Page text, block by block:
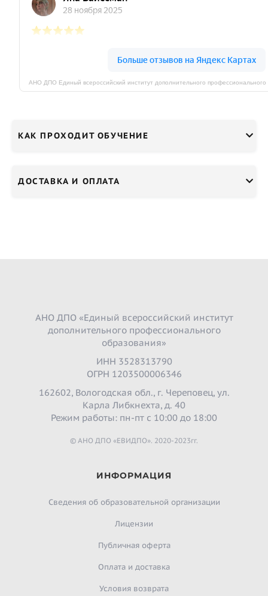
КАК ПРОХОДИТ ОБУЧЕНИЕ
ДОСТАВКА И ОПЛАТА
АНО ДПО «Единый всероссийский институт
дополнительного профессионального
образования»
ИНН 3528313790
ОГРН 1203500006346
162602, Вологодская обл., г. Череповец, ул.
Карла Либкнехта, д. 40
Режим работы: пн-пт с 10:00 до 18:00
© АНО ДПО «ЕВИДПО». 2020-2023гг.
ИНФОРМАЦИЯ
Сведения об образовательной организации
Лицензии
Публичная оферта
Оплата и доставка
Условия возврата